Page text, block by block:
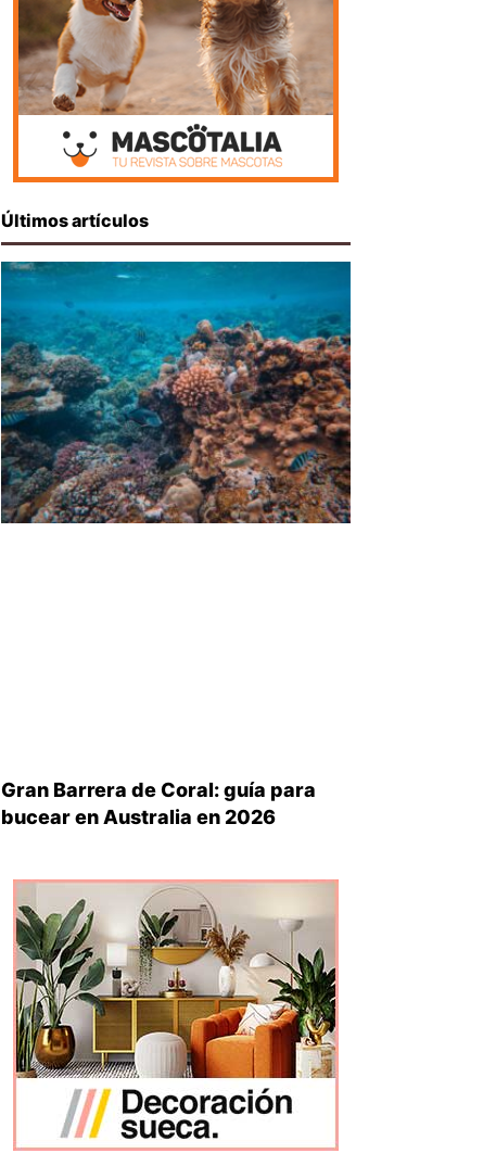
Últimos artículos
Gran Barrera de Coral: guía para
bucear en Australia en 2026